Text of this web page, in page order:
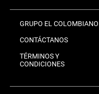
GRUPO EL COLOMBIANO
CONTÁCTANOS
TÉRMINOS Y
CONDICIONES